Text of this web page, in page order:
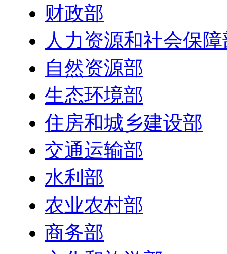
财政部
人力资源和社会保
自然资源部
生态环境部
住房和城乡建设部
交通运输部
水利部
农业农村部
商务部